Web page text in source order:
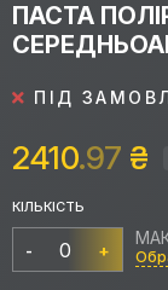
ПАСТА
ПІД
2410.97 ₴
КІЛЬКІСТЬ
- +